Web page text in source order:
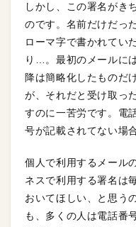
しかし、この署名がき
のです。名前だけだっ
ローマ字で書かれてい
り…。最初のメールに
降は簡略化したものだ
が、それだと受け取っ
すのに一苦労です。電
号が記載されてない場
個人で利用するメール
ネスで利用する署名は
おいてほしい、と思う
も、多くの人は電話番